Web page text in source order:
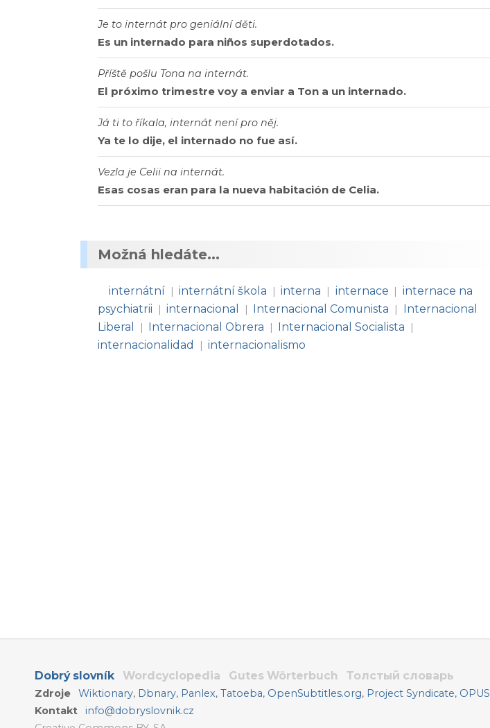
Je to internát pro geniální děti.
Es un internado para niños superdotados.
Příště pošlu Tona na internát.
El próximo trimestre voy a enviar a Ton a un internado.
Já ti to říkala, internát není pro něj.
Ya te lo dije, el internado no fue así.
Vezla je Celii na internát.
Esas cosas eran para la nueva habitación de Celia.
Možná hledáte...
internátní | internátní škola | interna | internace | internace na
psychiatrii
| internacional | Internacional Comunista |
Internacional
Liberal
| Internacional Obrera | Internacional Socialista |
internacionalidad | internacionalismo
Dobrý slovník Wordcyclopedia Gutes Wörterbuch Толстый словарь
Zdroje Wiktionary, Dbnary, Panlex,Tatoeba, OpenSubtitles.org, Project Syndicate, OPUS
Kontakt
info@dobryslovnik.cz